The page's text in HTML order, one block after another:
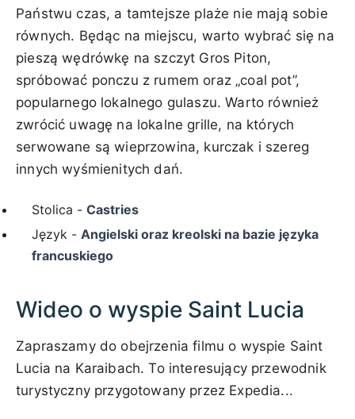
Państwu czas, a tamtejsze plaże nie mają sobie
równych. Będąc na miejscu, warto wybrać się na
pieszą wędrówkę na szczyt Gros Piton,
spróbować ponczu z rumem oraz „coal pot”,
popularnego lokalnego gulaszu. Warto również
zwrócić uwagę na lokalne grille, na których
serwowane są wieprzowina, kurczak i szereg
innych wyśmienitych dań.
Stolica - Castries
Język - Angielski oraz kreolski na bazie języka
francuskiego
Wideo o wyspie Saint Lucia
Zapraszamy do obejrzenia filmu o wyspie Saint
Lucia na Karaibach. To interesujący przewodnik
turystyczny przygotowany przez Expedia...